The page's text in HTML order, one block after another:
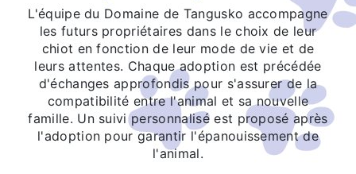
L'équipe du Domaine de Tangusko accompagne
les futurs propriétaires dans le choix de leur
chiot en fonction de leur mode de vie et de
leurs attentes. Chaque adoption est précédée
d'échanges approfondis pour s'assurer de la
compatibilité entre l'animal et sa nouvelle
famille. Un suivi personnalisé est proposé après
l'adoption pour garantir l'épanouissement de
l'animal.